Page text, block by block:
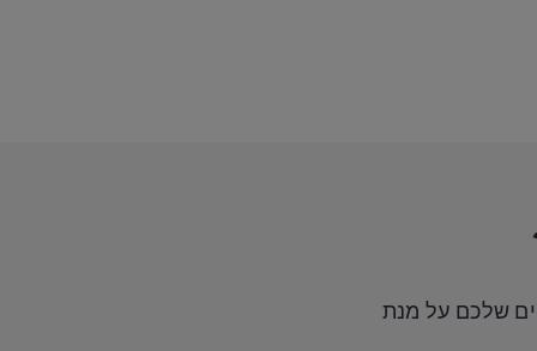
שלכם על מנת